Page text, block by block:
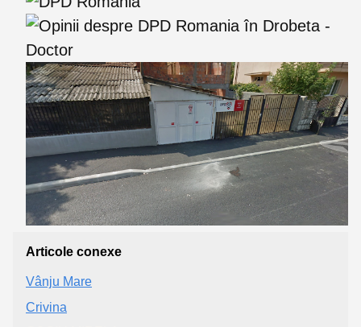
Articole conexe
Vânju Mare
Crivina